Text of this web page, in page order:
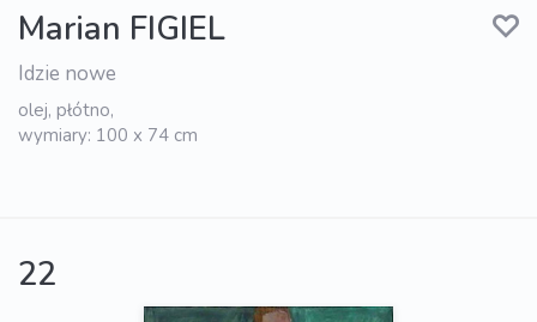
Marian FIGIEL
Idzie nowe
olej, płótno,
wymiary: 100 x 74 cm
22